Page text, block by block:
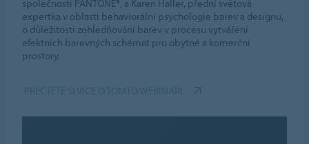
společnosti PANTONE®, a Karen Haller, přední světová
expertka v oblasti behaviorální psychologie barev a designu,
o důležitosti zohledňování barev v procesu vytváření
efektních barevných schémat pro obytné a komerční
prostory.